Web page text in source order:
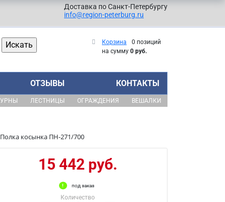
Доставка по Санкт-Петербургу
info@region-peterburg.ru
Корзина
0 позиций
на сумму 0 руб.
ОТЗЫВЫ КОНТАКТЫ
УРНЫ ЛЕСТНИЦЫ ОГРАЖДЕНИЯ ВЕШАЛКИ
Полка косынка ПН-271/700
15 442 руб.
под заказ
Количество